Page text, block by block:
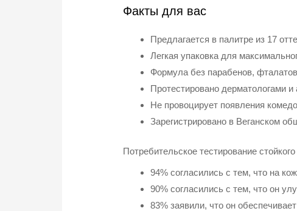
Факты для вас
Предлагается в палитре из 17
Легкая упаковка для
Формула без парабенов,
Протестировано дерматологами
Не провоцирует появления
Зарегистрировано в Веганском
Потребительское тестирование
94% согласились с тем, что на
90% согласились с тем, что он
83% заявили, что он